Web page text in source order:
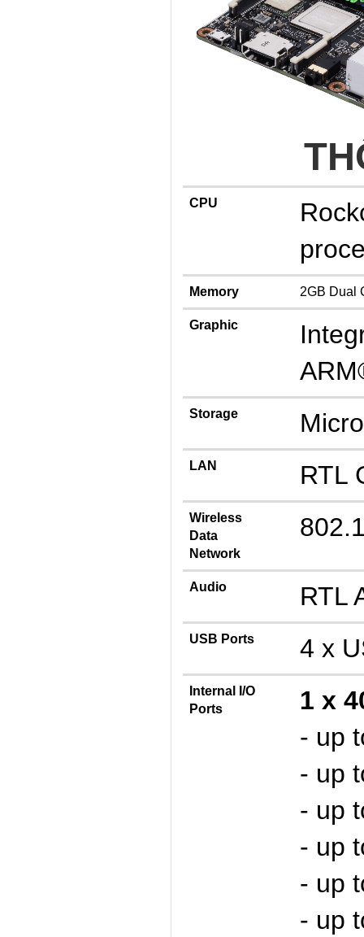
CPU
Memory 2GB Dual
Graphic
Storage
LAN RTL
Wireless
Data
Network
Audio RTL
USB Ports 4 x
Internal I/O
Ports
1 x
- up
- up
- up
- up
- up
- up